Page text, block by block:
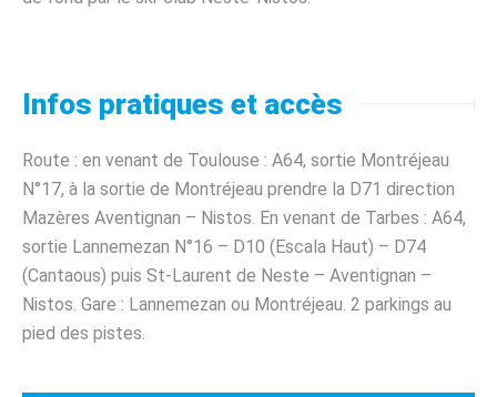
Infos pratiques et accès
Route : en venant de Toulouse : A64, sortie Montréjeau
N°17, à la sortie de Montréjeau prendre la D71 direction
Mazères Aventignan – Nistos. En venant de Tarbes : A64,
sortie Lannemezan N°16 – D10 (Escala Haut) – D74
(Cantaous) puis St-Laurent de Neste – Aventignan –
Nistos. Gare : Lannemezan ou Montréjeau. 2 parkings au
pied des pistes.